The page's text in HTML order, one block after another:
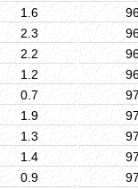
1.6
2.3
2.2
1.2
0.7
1.9
1.3
1.4
0.9